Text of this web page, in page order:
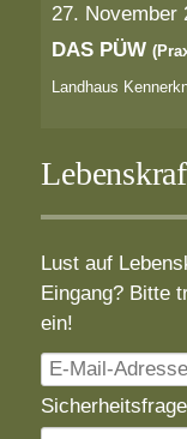
27. November
DAS PÜW
Landhaus
Lust auf
Eingang? Bitte
ein!
E-
Mail-
Adresse
Pflichtfeld
Sicherheitsfrage